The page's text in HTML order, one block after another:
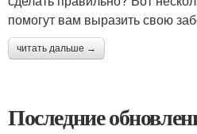
помогут вам выразить свою
читать дальше →
Последние